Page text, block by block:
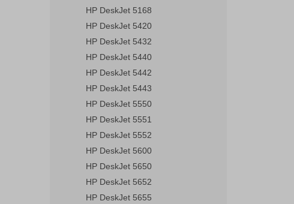
HP DeskJet 5168
HP DeskJet 5420
HP DeskJet 5432
HP DeskJet 5440
HP DeskJet 5442
HP DeskJet 5443
HP DeskJet 5550
HP DeskJet 5551
HP DeskJet 5552
HP DeskJet 5600
HP DeskJet 5650
HP DeskJet 5652
HP DeskJet 5655